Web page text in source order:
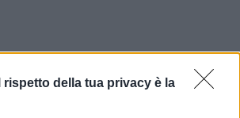
Il rispetto della tua privacy è la